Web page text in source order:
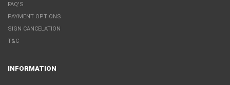
FAQ'S
PAYMENT OPTIONS
SIGN CANCELATION
T&C
INFORMATION